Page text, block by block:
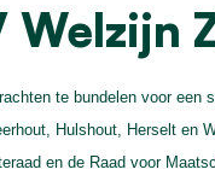
Welzijn
te bundelen voor een
Hulshout, Herselt en
en de Raad voor